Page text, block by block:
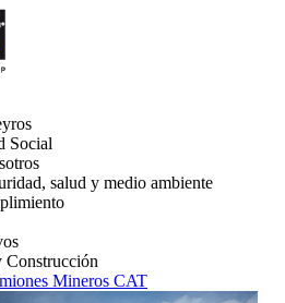
Social
salud y medio ambiente
Construcción
Mineros CAT